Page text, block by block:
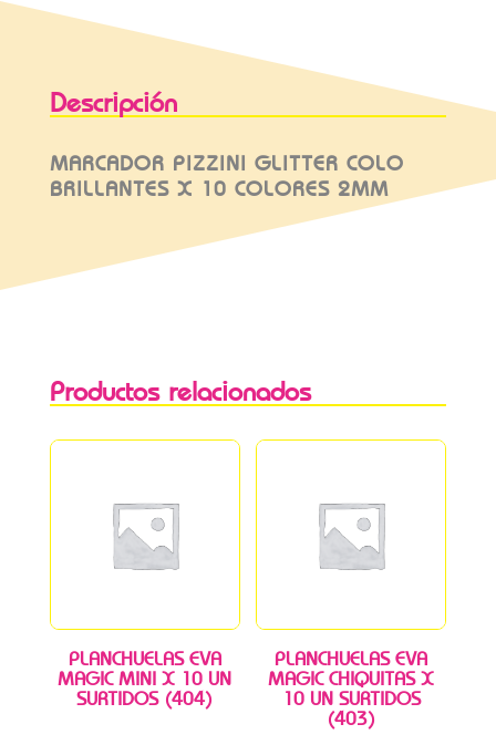
Descripción
MARCADOR PIZZINI GLITTER COLO
BRILLANTES X 10 COLORES 2MM
Productos relacionados
PLANCHUELAS EVA
MAGIC MINI X 10 UN
SURTIDOS (404)
PLANCHUELAS EVA
MAGIC CHIQUITAS X
10 UN SURTIDOS
(403)